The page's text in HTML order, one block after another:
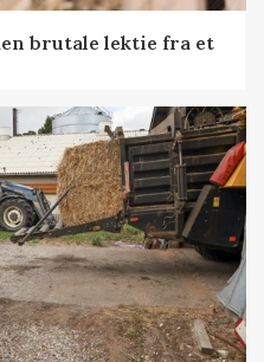
brutale lektie fra et